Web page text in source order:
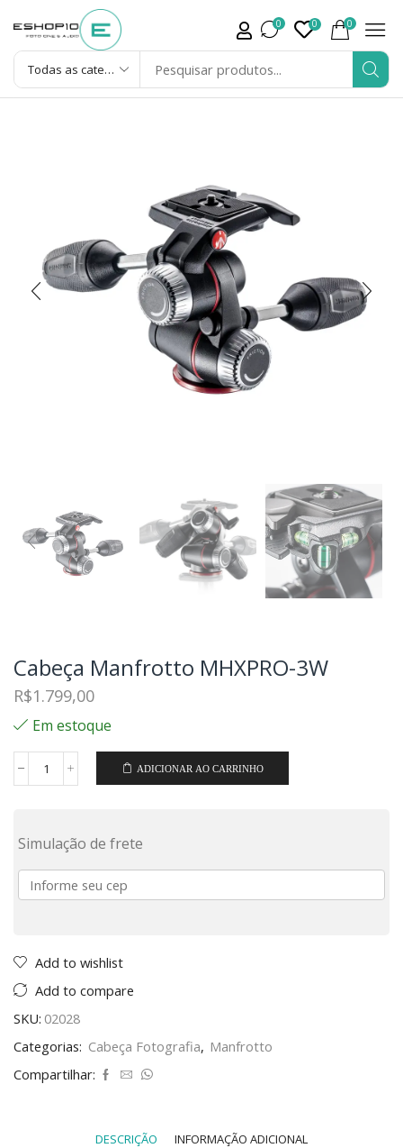
0 0 0
Cabeça Manfrotto MHXPRO-3W
R$1.799,00
Em estoque
ADICIONAR AO CARRINHO
Simulação de frete
Add to wishlist
Add to compare
SKU: 02028
Categorias: Cabeça Fotografia, Manfrotto
Compartilhar:
DESCRIÇÃO INFORMAÇÃO ADICIONAL